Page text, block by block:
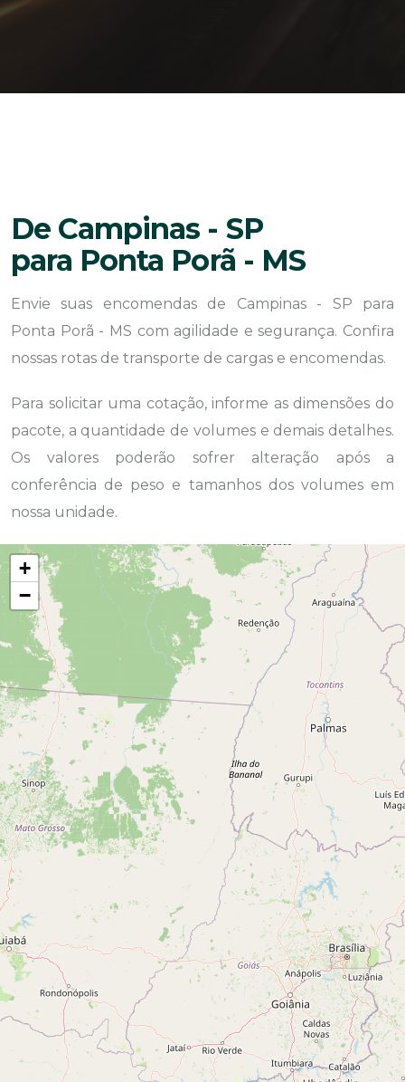
De Campinas - SP
para Ponta Porã - MS
Envie suas encomendas de Campinas - SP para
Ponta Porã - MS com agilidade e segurança. Confira
nossas rotas de transporte de cargas e encomendas.
Para solicitar uma cotação, informe as dimensões do
pacote, a quantidade de volumes e demais detalhes.
Os valores poderão sofrer alteração após a
conferência de peso e tamanhos dos volumes em
nossa unidade.
+
−